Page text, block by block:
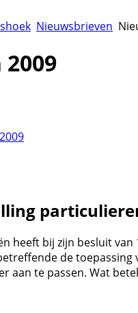
Nieuwsbrieven
heeft bij zijn besluit van
de
aan te passen. Wat